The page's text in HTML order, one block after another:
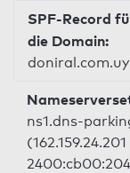
SPF-Record
die Domain:
doniral.com.uy
ns1.dns-
(162.159.24.201